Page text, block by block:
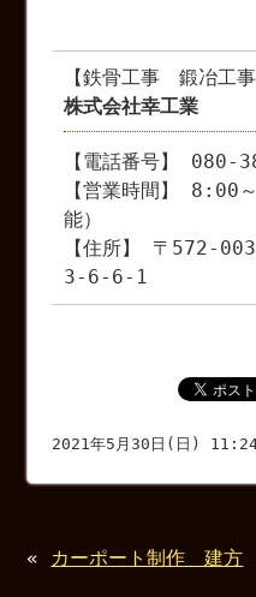
【鉄骨工事 鍛冶工
株式会社幸工業
【電話番号】 080-
【営業時間】 8:00
能）
【住所】 〒572-
3-6-6-1
2021年5月30日(日)
« カーポート制作 建方